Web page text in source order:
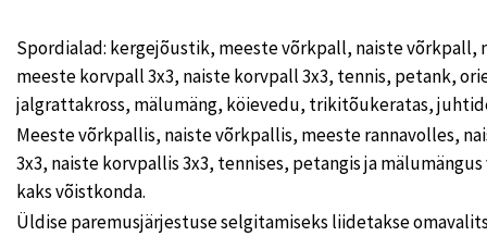
Spordialad: kergejõustik, meeste võrkpall, naiste võrkpall,
meeste korvpall 3x3, naiste korvpall 3x3, tennis, petank,
jalgrattakross, mälumäng, köievedu, trikitõukeratas,
Meeste võrkpallis, naiste võrkpallis, meeste rannavolles,
3x3, naiste korvpallis 3x3, tennises, petangis ja
kaks võistkonda.
Üldise paremusjärjestuse selgitamiseks liidetakse